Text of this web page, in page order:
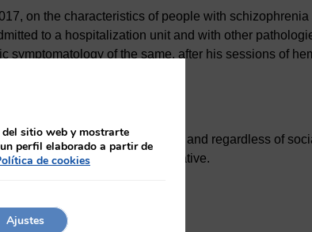
on the characteristics of people with schizophrenia
to a hospitalization unit and with other
symptomatology of the same, after his sessions of
diagnosed and treated.
can develop any person and regardless of
positive and negative.
sitio web y mostrarte
perfil elaborado a partir de
de cookies
Ajustes